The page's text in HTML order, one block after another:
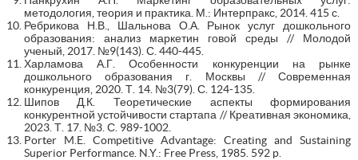
методология, теория и практика. М.: Интерпракс, 2014. 415 с.
Ребрикова Н.В., Шальнова О.А. Рынок услуг дошкольного
образования: анализ маркетин говой среды // Молодой
ученый, 2017. №9(143). С. 440-445.
Харламова А.Г. Особенности конкуренции на рынке
дошкольного образования г. Москвы // Современная
конкуренция, 2020. Т. 14. №3(79). С. 124-135.
Шипов Д.К. Теоретические аспекты формирования
конкурентной устойчивости стартапа // Креативная экономика,
2023. Т. 17. №3. С. 989-1002.
Porter M.E. Competitive Advantage: Creating and Sustaining
Superior Performance. N.Y.: Free Press, 1985. 592 p.